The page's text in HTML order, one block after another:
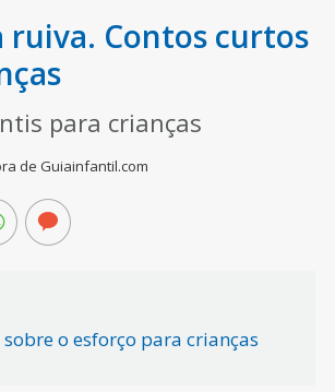
ruiva. Contos curtos
para crianças
de Guiainfantil.com
o esforço para crianças